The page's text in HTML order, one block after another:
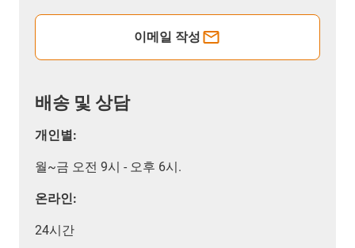
이메일 작성
배송 및 상담
개인별:
월~금 오전 9시 - 오후 6시.
온라인:
24시간